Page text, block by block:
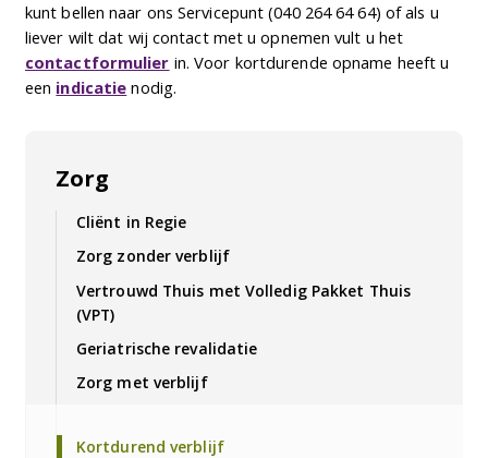
Zorg
Cliënt in Regie
Zorg zonder verblijf
Vertrouwd Thuis met Volledig Pakket Thuis
(VPT)
Geriatrische revalidatie
Zorg met verblijf
Kortdurend verblijf
kunt bellen naar ons Servicepunt (040 264 64 64) of als u
liever wilt dat wij contact met u opnemen vult u het
contactformulier in. Voor kortdurende opname heeft u
een indicatie nodig.